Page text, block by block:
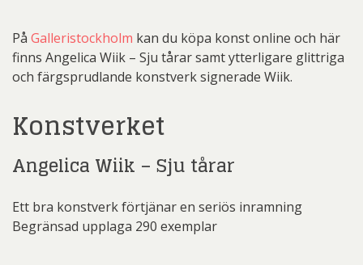
På Galleristockholm kan du köpa konst online och här
finns Angelica Wiik – Sju tårar samt ytterligare glittriga
och färgsprudlande konstverk signerade Wiik.
Konstverket
Angelica Wiik – Sju tårar
Ett bra konstverk förtjänar en seriös inramning
Begränsad upplaga 290 exemplar